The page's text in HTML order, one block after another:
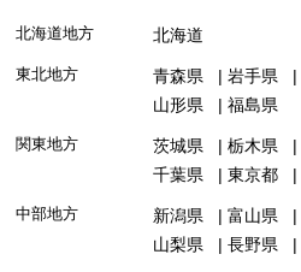
北海道地方 北海道
東北地方 青森県 岩手県
山形県
福島県
関東地方 茨城県 栃木県
千葉県
東京都
中部地方 新潟県 富山県
山梨県
長野県